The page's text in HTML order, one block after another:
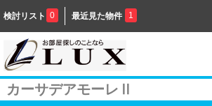
検討リスト 0 最近見た物件 1
カーサデアモーレⅡ